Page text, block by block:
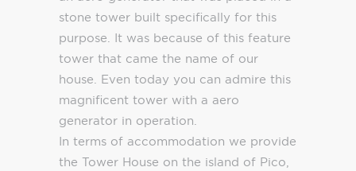
stone tower built specifically for this
purpose. It was because of this feature
tower that came the name of our
house. Even today you can admire this
magnificent tower with a aero
generator in operation.
In terms of accommodation we provide
the Tower House on the island of Pico,